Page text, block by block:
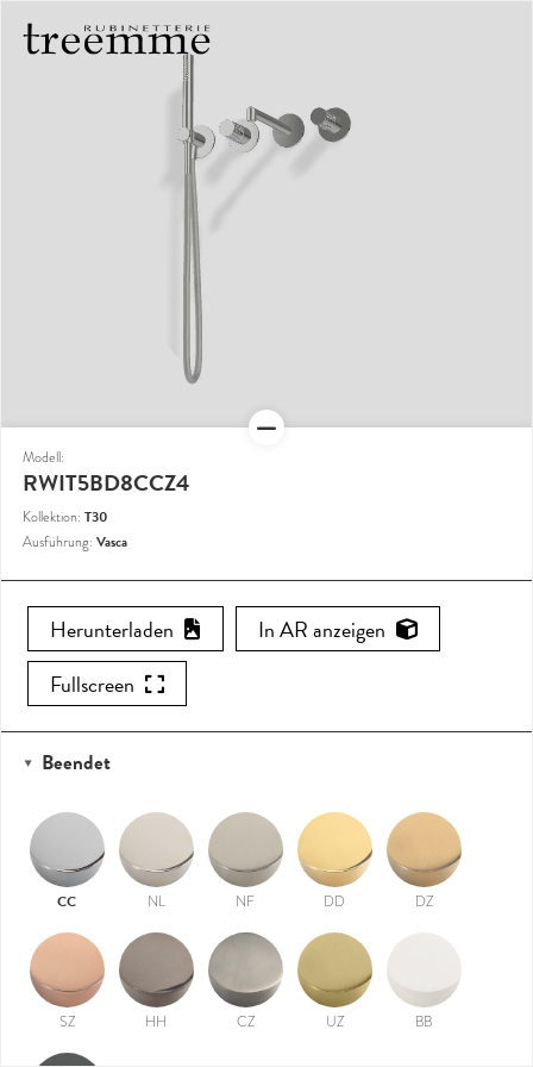
Modell:
RWIT5BD8CCZ4
Kollektion: T30
Ausführung: Vasca
Herunterladen
In AR anzeigen
Fullscreen
Beendet
CC NL NF DD DZ
SZ HH CZ UZ BB